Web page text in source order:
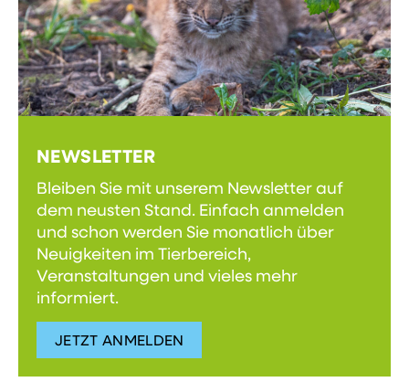
NEWSLETTER
Bleiben Sie mit unserem Newsletter auf
dem neusten Stand. Einfach anmelden
und schon werden Sie monatlich über
Neuigkeiten im Tierbereich,
Veranstaltungen und vieles mehr
informiert.
JETZT ANMELDEN